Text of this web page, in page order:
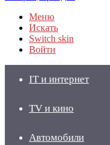
Меню
Искать
Switch skin
Войти
IT и интернет
TV и кино
Автомобили